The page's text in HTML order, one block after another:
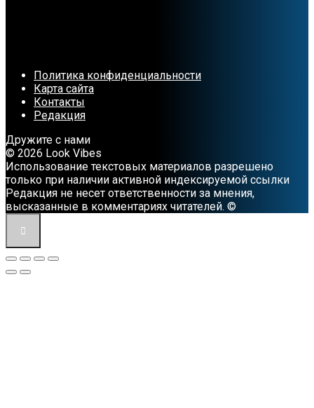
Политика конфиденциальности
Карта сайта
Контакты
Редакция
Дружите с нами
© 2026 Look Vibes
Использование текстовых материалов разрешено
только при наличии активной индексируемой ссылки
Редакция не несет ответственности за мнения,
высказанные в комментариях читателей. ©